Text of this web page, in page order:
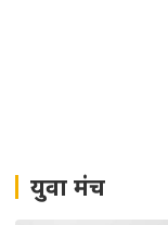
युवा मंच